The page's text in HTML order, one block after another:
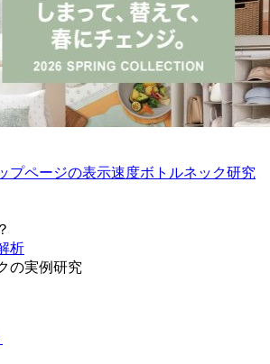
プページの表示速度ボトルネック研究
析
の実例研究